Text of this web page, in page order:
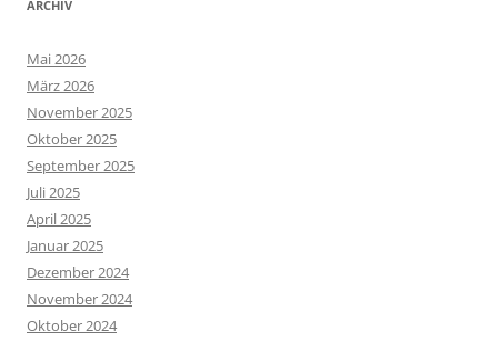
ARCHIV
Mai 2026
März 2026
November 2025
Oktober 2025
September 2025
Juli 2025
April 2025
Januar 2025
Dezember 2024
November 2024
Oktober 2024